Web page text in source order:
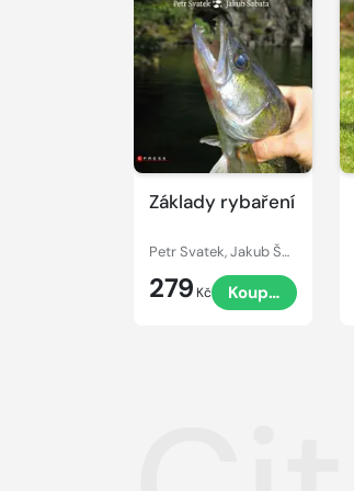
Základy rybaření
Petr Svatek, Jakub Šabata
279 Kč Koupit